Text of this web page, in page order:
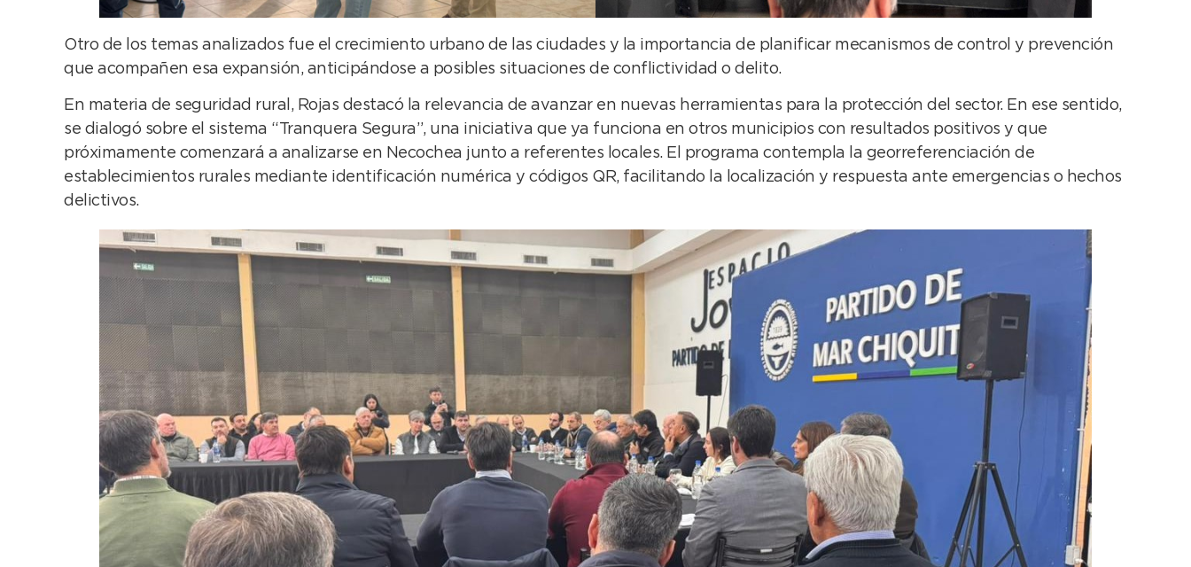
Otro de los temas analizados fue el crecimiento urbano de las ciudades y la importancia de planificar mecanismos de control y prevención
que acompañen esa expansión, anticipándose a posibles situaciones de conflictividad o delito.
En materia de seguridad rural, Rojas destacó la relevancia de avanzar en nuevas herramientas para la protección del sector. En ese sentido,
se dialogó sobre el sistema “Tranquera Segura”, una iniciativa que ya funciona en otros municipios con resultados positivos y que
próximamente comenzará a analizarse en Necochea junto a referentes locales. El programa contempla la georreferenciación de
establecimientos rurales mediante identificación numérica y códigos QR, facilitando la localización y respuesta ante emergencias o hechos
delictivos.